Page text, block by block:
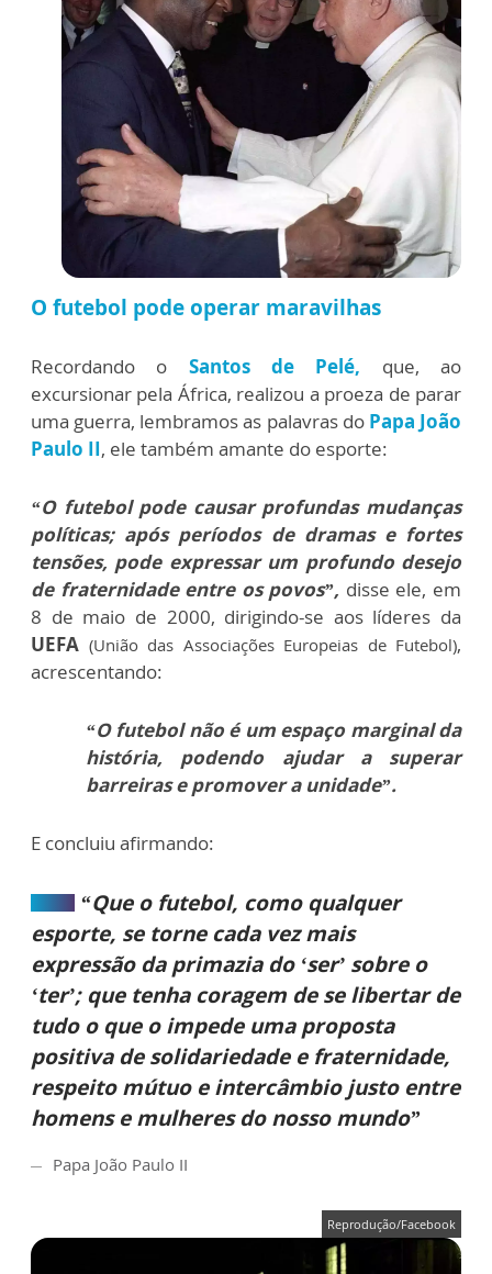
O futebol pode operar maravilhas
Recordando o Santos de Pelé, que, ao
excursionar pela África, realizou a proeza de parar
uma guerra, lembramos as palavras do Papa João
Paulo II, ele também amante do esporte:
“O futebol pode causar profundas mudanças
políticas; após períodos de dramas e fortes
tensões, pode expressar um profundo desejo
de fraternidade entre os povos”, disse ele, em
8 de maio de 2000, dirigindo-se aos líderes da
UEFA (União das Associações Europeias de Futebol),
acrescentando:
“O futebol não é um espaço marginal da
história, podendo ajudar a superar
barreiras e promover a unidade”.
E concluiu afirmando:
“Que o futebol, como qualquer
esporte, se torne cada vez mais
expressão da primazia do ‘ser’ sobre o
‘ter’; que tenha coragem de se libertar de
tudo o que o impede uma proposta
positiva de solidariedade e fraternidade,
respeito mútuo e intercâmbio justo entre
homens e mulheres do nosso mundo”
Papa João Paulo II
Reprodução/Facebook